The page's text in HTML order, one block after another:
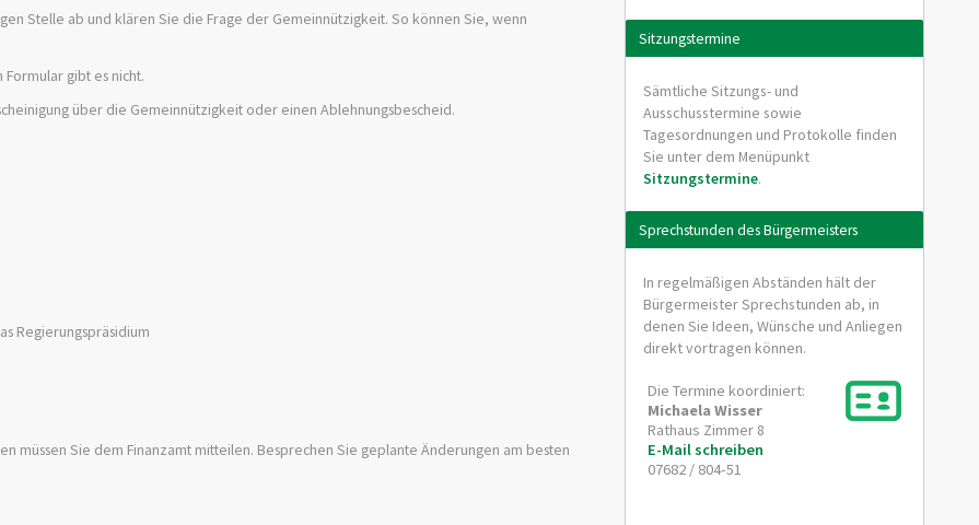
Stelle ab und klären Sie die Frage der Gemeinnützigkeit. So können Sie, wenn
Formular gibt es nicht.
über die Gemeinnützigkeit oder einen Ablehnungsbescheid.
Regierungspräsidium
müssen Sie dem Finanzamt mitteilen. Besprechen Sie geplante Änderungen am besten
Sitzungstermine
Sämtliche Sitzungs- und
Ausschusstermine sowie
Tagesordnungen und Protokolle finden
Sie unter dem Menüpunkt
Sitzungstermine.
Sprechstunden des Bürgermeisters
In regelmäßigen Abständen hält der
Bürgermeister Sprechstunden ab, in
denen Sie Ideen, Wünsche und Anliegen
direkt vortragen können.
Die Termine koordiniert:
Michaela Wisser
Rathaus Zimmer 8
E-Mail schreiben
07682 / 804-51